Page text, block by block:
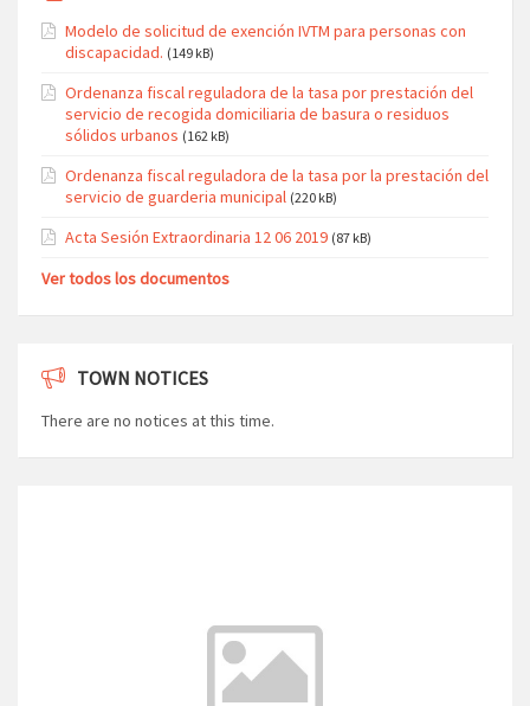
Modelo de solicitud de exención IVTM para personas con
discapacidad. (149 kB)
Ordenanza fiscal reguladora de la tasa por prestación del
servicio de recogida domiciliaria de basura o residuos
sólidos urbanos (162 kB)
Ordenanza fiscal reguladora de la tasa por la prestación del
servicio de guarderia municipal (220 kB)
Acta Sesión Extraordinaria 12 06 2019 (87 kB)
Ver todos los documentos
TOWN NOTICES
There are no notices at this time.